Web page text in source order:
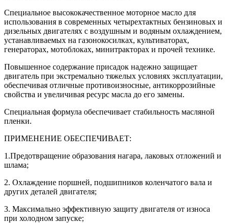
Специальное высококачественное моторное масло для
использования в современных четырехтактных бензиновых и
дизельных двигателях с воздушным и водяным охлаждением,
устанавливаемых на газонокосилках, культиваторах,
генераторах, мотоблоках, минитракторах и прочей технике.
Повышенное содержание присадок надежно защищает
двигатель при экстремально тяжелых условиях эксплуатации,
обеспечивая отличные противоизносные, антикоррозийные
свойства и увеличивая ресурс масла до его замены.
Специальная формула обеспечивает стабильность масляной
пленки.
ПРИМЕНЕНИЕ ОБЕСПЕЧИВАЕТ:
1.Предотвращение образования нагара, лаковых отложений и
шлама;
2. Охлаждение поршней, подшипников коленчатого вала и
других деталей двигателя;
3. Максимально эффективную защиту двигателя от износа
при холодном запуске;